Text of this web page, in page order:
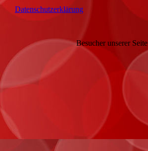
Datenschutzerklärung
Besucher unserer Seite